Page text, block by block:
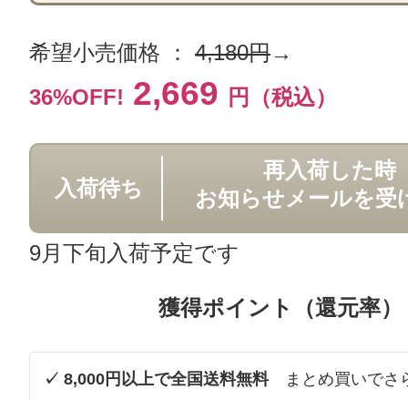
希望小売価格 ： 4,180円→
36%OFF! 2,669 円（税込）
入荷待ち
再入荷した時
お知らせメールを受
9月下旬入荷予定です
獲得ポイント（還元率）
✓ 8,000円以上で全国送料無料まとめ買いでさ